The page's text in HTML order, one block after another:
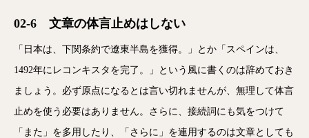
02-6 文章の体言止めはしない
「日本は、下関条約で遼東半島を獲得。」とか「スペインは、
1492年にレコンキスタを完了。」という風に書くのは辞めておき
ましょう。必ず原点になるとは言い切れませんが、無理して体言
止めを使う必要はありません。さらに、接続詞にも気をつけて
「また」を多用したり、「さらに」を連用するのは文章としても